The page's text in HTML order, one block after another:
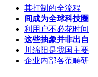
其打制的全流程
间成为全球科技圈
利用户不必花时间
这些抽象并非出自
川绵阳是我国主要
企业内部各范畴研